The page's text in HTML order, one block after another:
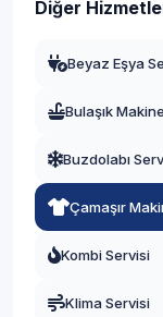
Diğer
Beyaz Eşya
Bulaşık
Buzdolabı
Çamaşır
Kombi Servisi
Klima Servisi